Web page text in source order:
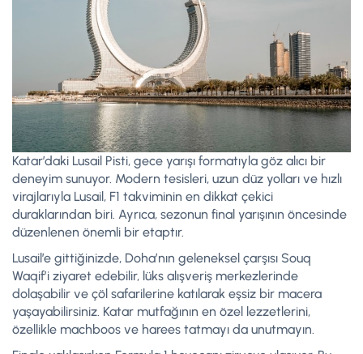
Katar’daki Lusail Pisti, gece yarışı formatıyla göz alıcı bir
deneyim sunuyor. Modern tesisleri, uzun düz yolları ve hızlı
virajlarıyla Lusail, F1 takviminin en dikkat çekici
duraklarından biri. Ayrıca, sezonun final yarışının öncesinde
düzenlenen önemli bir etaptır.
Lusail’e gittiğinizde, Doha’nın geleneksel çarşısı Souq
Waqif’i ziyaret edebilir, lüks alışveriş merkezlerinde
dolaşabilir ve çöl safarilerine katılarak eşsiz bir macera
yaşayabilirsiniz. Katar mutfağının en özel lezzetlerini,
özellikle machboos ve harees tatmayı da unutmayın.